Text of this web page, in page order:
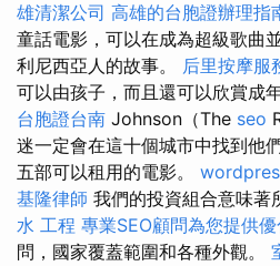
雄清潔公司 高雄的台胞證辦理指
童話電影，可以在成為超級歌曲
利尼西亞人的故事。 后里按摩服
可以由孩子，而且還可以欣賞成
台胞證台南 Johnson（The seo
迷一定會在這十個城市中找到他
五部可以租用的電影。
基隆律師 我們的投資組合意味著
水 工程 專業SEO顧問為您提供
問，國家覆蓋範圍和各種外觀。